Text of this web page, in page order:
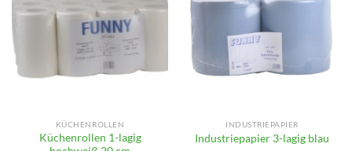
KÜCHENROLLEN
Küchenrollen 1-lagig
INDUSTRIEPAPIER
Industriepapier 3-lagig blau